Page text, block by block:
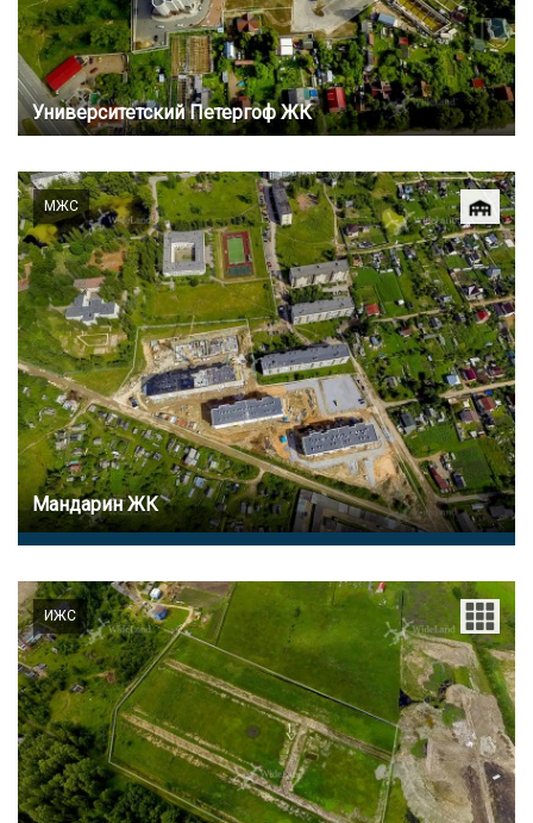
Университетский Петергоф ЖК
МЖС
Мандарин ЖК
ИЖС